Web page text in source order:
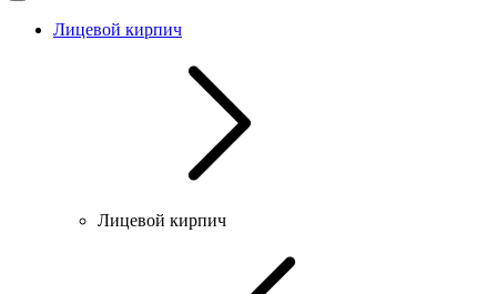
Лицевой кирпич
Лицевой кирпич